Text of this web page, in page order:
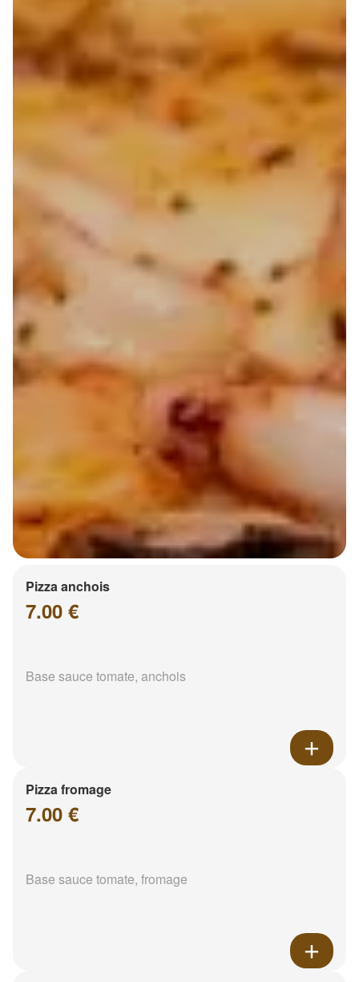
Pizza anchois
7.00 €
Base sauce tomate, anchois
Pizza fromage
7.00 €
Base sauce tomate, fromage